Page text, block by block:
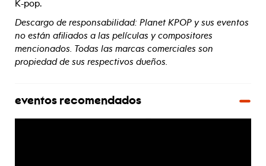
K-pop.
Descargo de responsabilidad: Planet KPOP y sus eventos
no están afiliados a las películas y compositores
mencionados. Todas las marcas comerciales son
propiedad de sus respectivos dueños.
eventos recomendados